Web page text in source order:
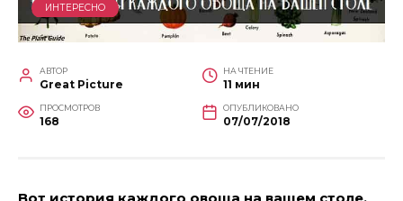
ИНТЕРЕСНО
АВТОР
Great Picture
НА ЧТЕНИЕ
11 мин
ПРОСМОТРОВ
168
ОПУБЛИКОВАНО
07/07/2018